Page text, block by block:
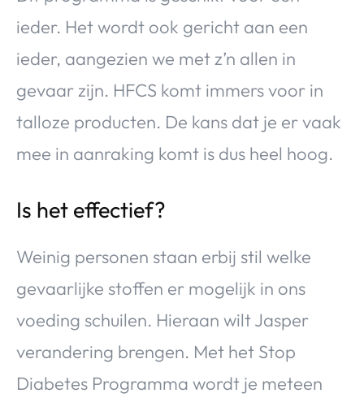
ieder. Het wordt ook gericht aan een
ieder, aangezien we met z’n allen in
gevaar zijn. HFCS komt immers voor in
talloze producten. De kans dat je er vaak
mee in aanraking komt is dus heel hoog.
Is het effectief?
Weinig personen staan erbij stil welke
gevaarlijke stoffen er mogelijk in ons
voeding schuilen. Hieraan wilt Jasper
verandering brengen. Met het Stop
Diabetes Programma wordt je meteen